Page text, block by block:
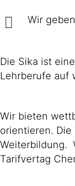
Wir
Die Sika ist
Lehrberufe auf
Wir bieten
orientieren.
Weiterbildung.
Tarifvertag